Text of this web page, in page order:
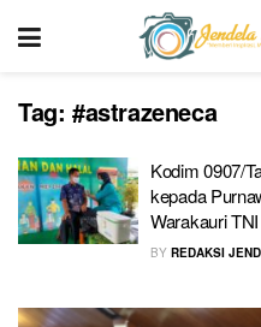
Tag: #astrazeneca
Kodim 0907/
kepada
Warakauri
BY REDAKSI